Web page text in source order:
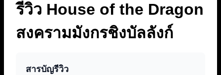
รีวิว House of the Dragon
สงครามมังกรชิงบัลลังก์
สารบัญรีวิว